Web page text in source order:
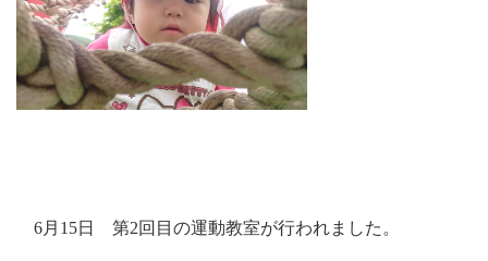
6月15日 第2回目の運動教室が行われました。